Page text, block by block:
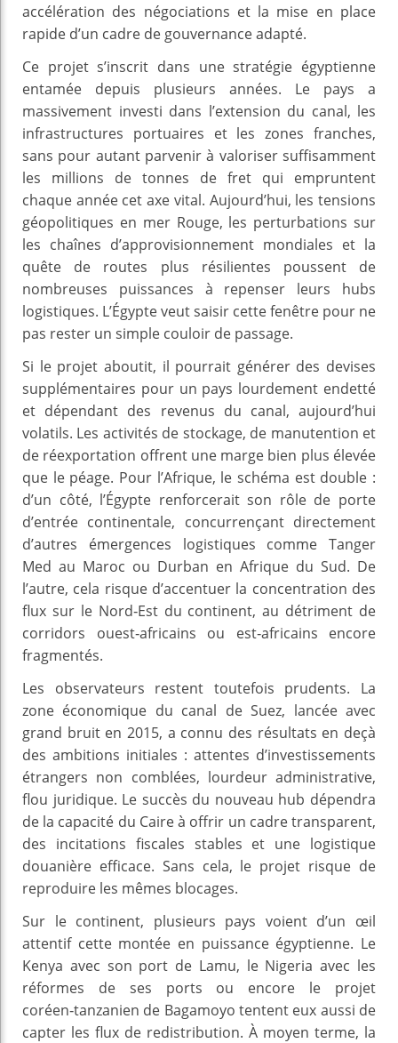
accélération des négociations et la mise en place
rapide d’un cadre de gouvernance adapté.
Ce projet s’inscrit dans une stratégie égyptienne
entamée depuis plusieurs années. Le pays a
massivement investi dans l’extension du canal, les
infrastructures portuaires et les zones franches,
sans pour autant parvenir à valoriser suffisamment
les millions de tonnes de fret qui empruntent
chaque année cet axe vital. Aujourd’hui, les tensions
géopolitiques en mer Rouge, les perturbations sur
les chaînes d’approvisionnement mondiales et la
quête de routes plus résilientes poussent de
nombreuses puissances à repenser leurs hubs
logistiques. L’Égypte veut saisir cette fenêtre pour ne
pas rester un simple couloir de passage.
Si le projet aboutit, il pourrait générer des devises
supplémentaires pour un pays lourdement endetté
et dépendant des revenus du canal, aujourd’hui
volatils. Les activités de stockage, de manutention et
de réexportation offrent une marge bien plus élevée
que le péage. Pour l’Afrique, le schéma est double :
d’un côté, l’Égypte renforcerait son rôle de porte
d’entrée continentale, concurrençant directement
d’autres émergences logistiques comme Tanger
Med au Maroc ou Durban en Afrique du Sud. De
l’autre, cela risque d’accentuer la concentration des
flux sur le Nord‑Est du continent, au détriment de
corridors ouest‑africains ou est‑africains encore
fragmentés.
Les observateurs restent toutefois prudents. La
zone économique du canal de Suez, lancée avec
grand bruit en 2015, a connu des résultats en deçà
des ambitions initiales : attentes d’investissements
étrangers non comblées, lourdeur administrative,
flou juridique. Le succès du nouveau hub dépendra
de la capacité du Caire à offrir un cadre transparent,
des incitations fiscales stables et une logistique
douanière efficace. Sans cela, le projet risque de
reproduire les mêmes blocages.
Sur le continent, plusieurs pays voient d’un œil
attentif cette montée en puissance égyptienne. Le
Kenya avec son port de Lamu, le Nigeria avec les
réformes de ses ports ou encore le projet
coréen‑tanzanien de Bagamoyo tentent eux aussi de
capter les flux de redistribution. À moyen terme, la